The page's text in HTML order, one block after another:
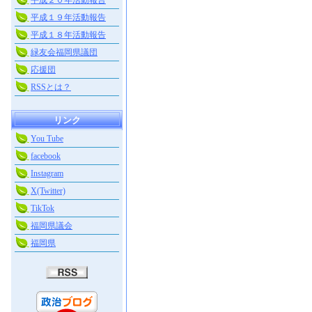
平成１９年活動報告
平成１８年活動報告
緑友会福岡県議団
応援団
RSSとは？
リンク
You Tube
facebook
Instagram
X(Twitter)
TikTok
福岡県議会
福岡県